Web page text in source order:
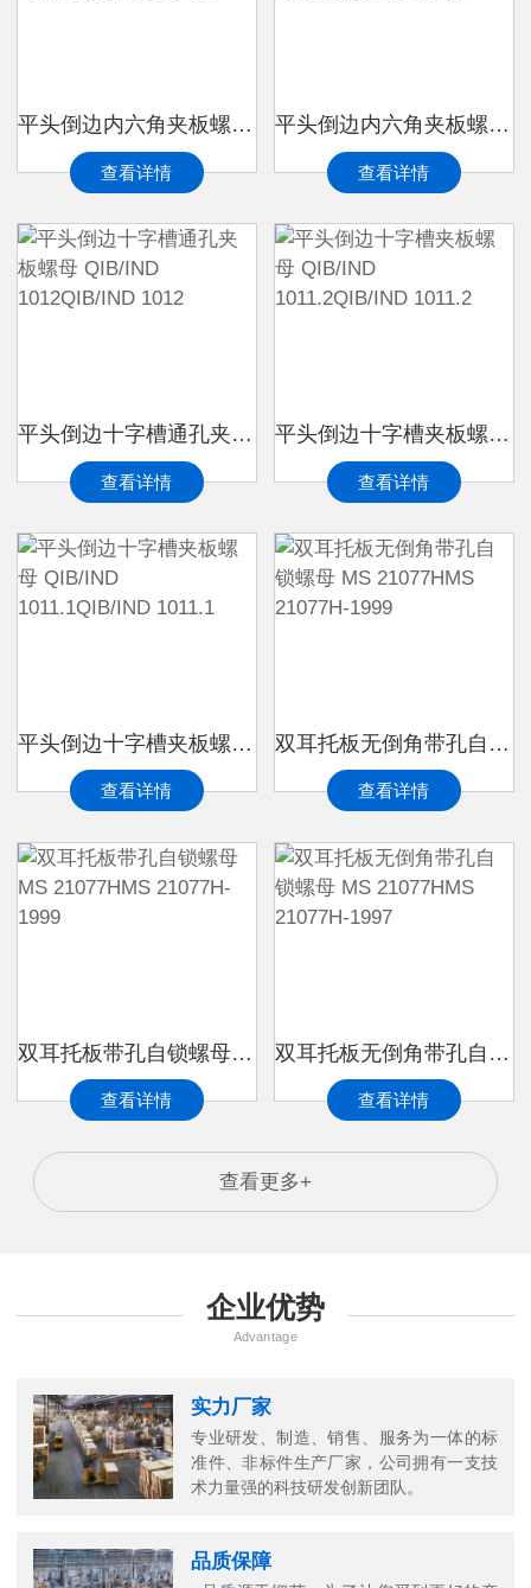
平头倒边内六角夹板螺母 QIB/IND 1013.2QIB/IND 1013.2
查看详情
平头倒边内六角夹板螺母 QIB/IND 1013.1QIB/IND 1013.1
查看详情
平头倒边十字槽通孔夹板螺母 QIB/IND 1012QIB/IND 1012
查看详情
平头倒边十字槽夹板螺母 QIB/IND 1011.2QIB/IND 1011.2
查看详情
平头倒边十字槽夹板螺母 QIB/IND 1011.1QIB/IND 1011.1
查看详情
双耳托板无倒角带孔自锁螺母 MS 21077HMS 21077H-1999
查看详情
双耳托板带孔自锁螺母 MS 21077HMS 21077H-1999
查看详情
双耳托板无倒角带孔自锁螺母 MS 21077HMS 21077H-1997
查看详情
查看更多+
企业优势
Advantage
实力厂家
专业研发、制造、销售、服务为一体的标
准件、非标件生产厂家，公司拥有一支技
术力量强的科技研发创新团队。
品质保障